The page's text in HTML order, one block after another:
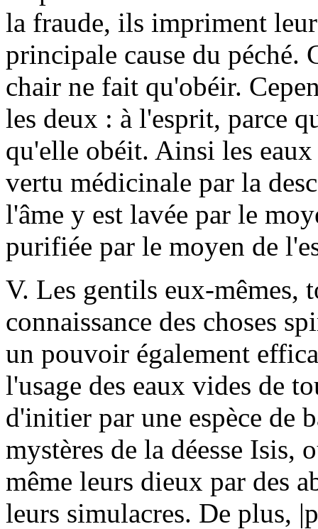
la fraude, ils impriment
principale cause du péché.
chair ne fait qu'obéir.
les deux : à l'esprit, parce
qu'elle obéit. Ainsi les
vertu médicinale par la
l'âme y est lavée par le
purifiée par le moyen de
V. Les gentils eux-mêmes,
connaissance des choses
un pouvoir également
l'usage des eaux vides de
d'initier par une espèce de
mystères de la déesse
même leurs dieux par des
leurs simulacres. De plus,